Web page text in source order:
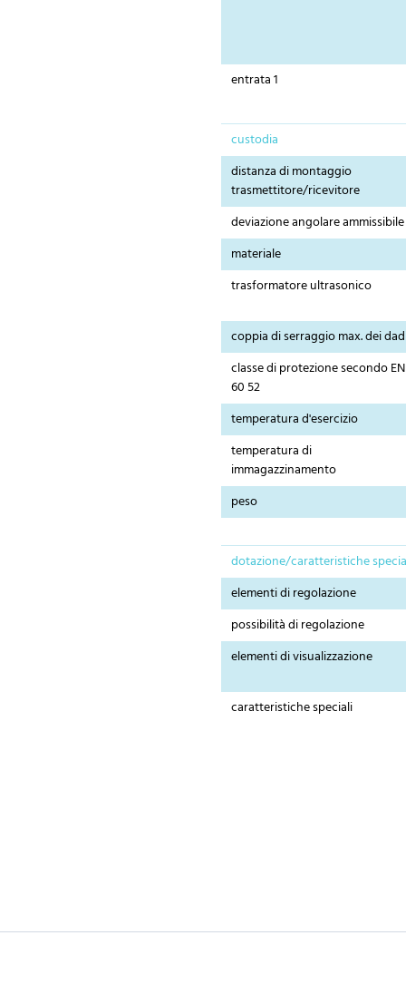
entrata 1
custodia
distanza di montaggio
trasmettitore/ricevitore
deviazione angolare ammissibile
materiale
trasformatore ultrasonico
coppia di serraggio max. dei
classe di protezione secondo EN
60 52
temperatura d'esercizio
temperatura di
immagazzinamento
peso
dotazione/caratteristiche
elementi di regolazione
possibilità di regolazione
elementi di visualizzazione
caratteristiche speciali